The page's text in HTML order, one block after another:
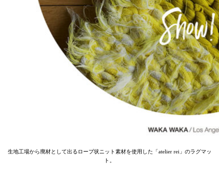
生地工場から廃材として出るロープ状ニット素材を使用した「atelier rei」のラグマッ
ト。